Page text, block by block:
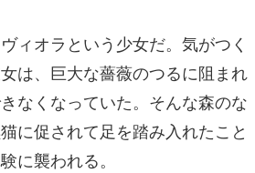
ィオラという少女だ。気がつく
は、巨大な薔薇のつるに阻まれ
なくなっていた。そんな森のな
に促されて足を踏み入れたこと
に襲われる。